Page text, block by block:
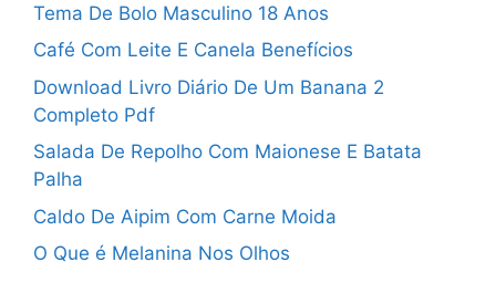
Tema De Bolo Masculino 18 Anos
Café Com Leite E Canela Benefícios
Download Livro Diário De Um Banana 2
Completo Pdf
Salada De Repolho Com Maionese E Batata
Palha
Caldo De Aipim Com Carne Moida
O Que é Melanina Nos Olhos